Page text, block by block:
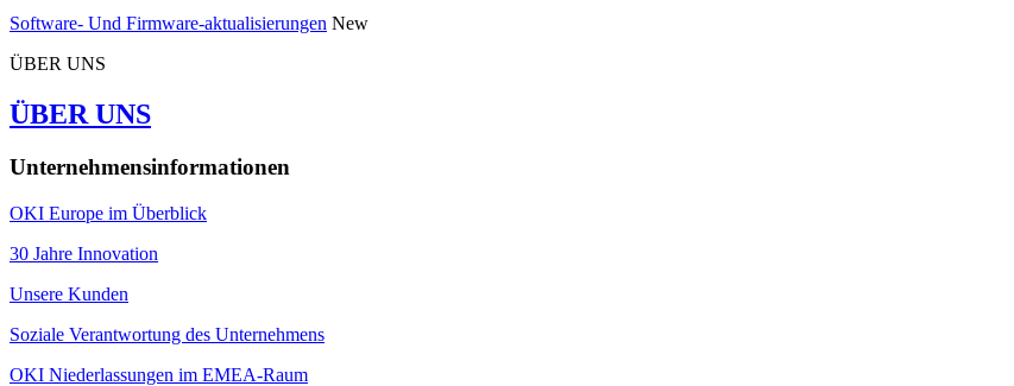
Software- Und Firmware-aktualisierungen New
ÜBER UNS
ÜBER UNS
Unternehmensinformationen
OKI Europe im Überblick
30 Jahre Innovation
Unsere Kunden
Soziale Verantwortung des Unternehmens
OKI Niederlassungen im EMEA-Raum